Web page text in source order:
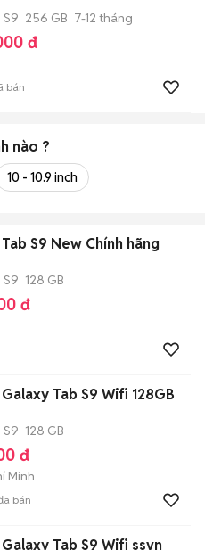
S9 256 GB 7-12 tháng
đ
bán
nào ?
10 - 10.9 inch
S9 New Chính hãng
S9 128 GB
đ
Tab S9 Wifi 128GB
S9 128 GB
đ
Minh
bán
Tab S9 Wifi ssvn